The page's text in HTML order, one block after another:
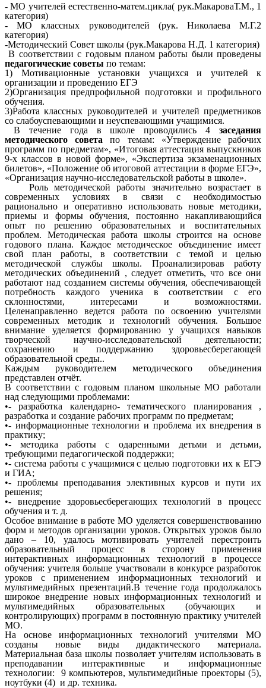
- МО учителей естественно-матем.цикла( рук.МакароваТ.М., 1
категория)
- МО классных руководителей (рук. Николаева М.Г.2
категория)
-Методический Совет школы (рук.Макарова Н.Д. 1 категория)
В соответствии с годовым планом работы были проведены
педагогические советы по темам:
1) Мотивационные установки учащихся и учителей к
организации и проведению ЕГЭ
2)Организация предпрофильной подготовки и профильного
обучения.
3)Работа классных руководителей и учителей предметников
со слабоуспевающими и неуспевающими учащимися.
В течение года в школе проводились 4 заседания
методического совета по темам: «Утверждение рабочих
программ по предметам», «Итоговая аттестация выпускников
9-х классов в новой форме», «Экспертиза экзаменационных
билетов», «Положение об итоговой аттестации в форме ЕГЭ»,
«Организация научно-исследовательской работы в школе».
Роль методической работы значительно возрастает в
современных условиях в связи с необходимостью
рационально и оперативно использовать новые методики,
приемы и формы обучения, постоянно накапливающийся
опыт по решению образовательных и воспитательных
проблем. Методическая работа школы строится на основе
годового плана. Каждое методическое объединение имеет
свой план работы, в соответствии с темой и целью
методической службы школы. Проанализировав работу
методических объединений , следует отметить, что все они
работают над созданием системы обучения, обеспечивающей
потребность каждого ученика в соответствии с его
склонностями, интересами и возможностями.
Целенаправленно ведется работа по освоению учителями
современных методик и технологий обучения. Большое
внимание уделяется формированию у учащихся навыков
творческой научно-исследовательской деятельности;
сохранению и поддержанию здоровьесберегающей
образовательной среды..
Каждым руководителем методического объединения
представлен отчёт.
В соответствии с годовым планом школьные МО работали
над следующими проблемами:
•- разработка календарно- тематического планирования ,
разработка и создание рабочих программ по предметам;
•- информационные технологии и проблема их внедрения в
практику;
•- методика работы с одаренными детьми и детьми,
требующими педагогической поддержки;
•- система работы с учащимися с целью подготовки их к ЕГЭ
и ГИА;
•- проблемы преподавания элективных курсов и пути их
решения;
•- внедрение здоровьесберегающих технологий в процесс
обучения и т. д.
Особое внимание в работе МО уделяется совершенствованию
форм и методов организации уроков. Открытых уроков было
дано – 10, удалось мотивировать учителей перестроить
образовательный процесс в сторону применения
интерактивных информационных технологий в процессе
обучения: учителя больше участвовали в конкурсе разработок
уроков с применением информационных технологий и
мультимедийных презентаций.В течение года продолжалось
широкое внедрение новых информационных технологий и
мультимедийных образовательных (обучающих и
контролирующих) программ в постоянную практику учителей
МО.
На основе информационных технологий учителями МО
созданы новые виды дидактического материала.
Материальная база школы позволяет учителям использовать в
преподавании интерактивные и информационные
технологии: 9 компьютеров, мультимедийные проекторы (5),
ноутбуки (4) и др. техника.